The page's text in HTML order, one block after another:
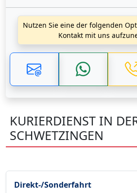
Nutzen Sie eine der folgenden
Kontakt mit uns
KURIERDIENST IN
SCHWETZINGEN
Direkt-/Sonderfahrt